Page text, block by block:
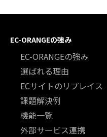
EC-ORANGEの強み
EC-ORANGEの強み
選ばれる理由
ECサイトのリプレイス
課題解決例
機能一覧
外部サービス連携